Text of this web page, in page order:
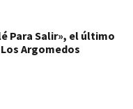
Para Salir», el último
Argomedos